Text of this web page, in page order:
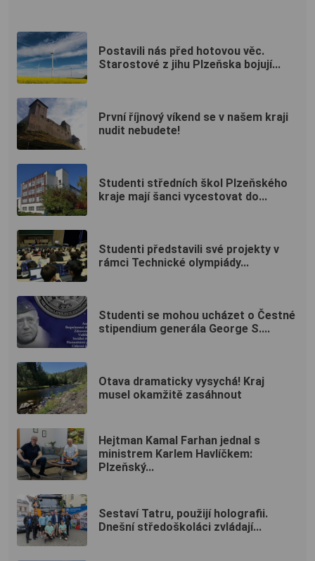
Postavili nás před hotovou věc.
Starostové z jihu Plzeňska bojují...
První říjnový víkend se v našem kraji
nudit nebudete!
Studenti středních škol Plzeňského
kraje mají šanci vycestovat do...
Studenti představili své projekty v
rámci Technické olympiády...
Studenti se mohou ucházet o Čestné
stipendium generála George S....
Otava dramaticky vysychá! Kraj
musel okamžitě zasáhnout
Hejtman Kamal Farhan jednal s
ministrem Karlem Havlíčkem:
Plzeňský...
Sestaví Tatru, použijí holografii.
Dnešní středoškoláci zvládají...